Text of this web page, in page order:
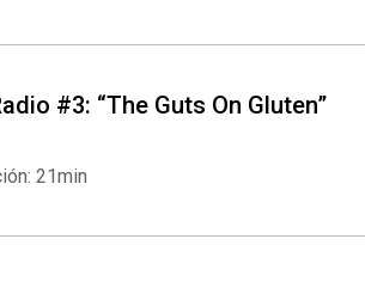
#3: “The Guts On Gluten”
21min